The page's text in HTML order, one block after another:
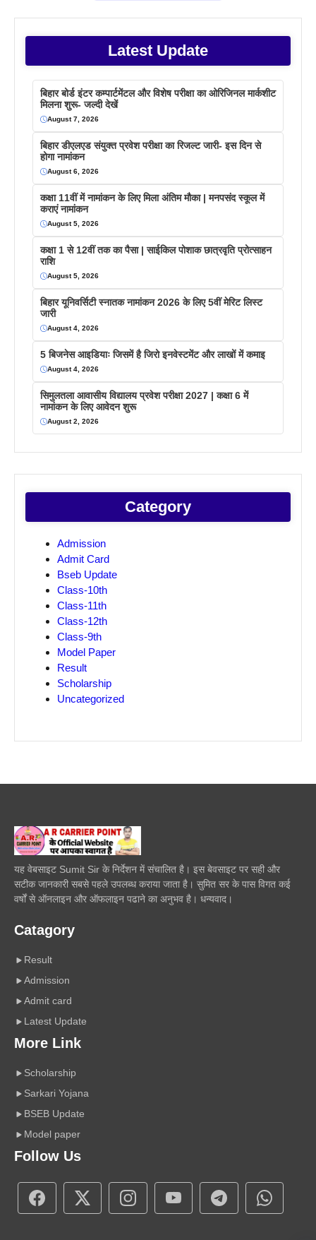
Latest Update
बिहार बोर्ड इंटर कम्पार्टमेंटल और विशेष परीक्षा का ओरिजिनल मार्कशीट
मिलना शुरू- जल्दी देखें
August 7, 2026
बिहार डीएलएड संयुक्त प्रवेश परीक्षा का रिजल्ट जारी- इस दिन से
होगा नामांकन
August 6, 2026
कक्षा 11वीं में नामांकन के लिए मिला अंतिम मौका | मनपसंद स्कूल में
कराएं नामांकन
August 5, 2026
कक्षा 1 से 12वीं तक का पैसा | साईकिल पोशाक छात्रवृति प्रोत्साहन
राशि
August 5, 2026
बिहार यूनिवर्सिटी स्नातक नामांकन 2026 के लिए 5वीं मेरिट लिस्ट
जारी
August 4, 2026
5 बिजनेस आइडियाः जिसमें है जिरो इनवेस्टमेंट और लाखों में कमाइ
August 4, 2026
सिमुलतला आवासीय विद्यालय प्रवेश परीक्षा 2027 | कक्षा 6 में
नामांकन के लिए आवेदन शुरू
August 2, 2026
Category
Admission
Admit Card
Bseb Update
Class-10th
Class-11th
Class-12th
Class-9th
Model Paper
Result
Scholarship
Uncategorized
यह वेबसाइट Sumit Sir के निर्देशन में संचालित है। इस बेवसाइट पर सही और
सटीक जानकारी सबसे पहले उपलब्ध कराया जाता है। सुमित सर के पास विगत कई
वर्षों से ऑनलाइन और ऑफलाइन पढाने का अनुभव है। धन्यवाद।
Catagory
Result
Admission
Admit card
Latest Update
More Link
Scholarship
Sarkari Yojana
BSEB Update
Model paper
Follow Us